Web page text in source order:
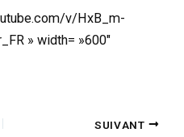
v/HxB_m-
» width= »600″
SUIVANT